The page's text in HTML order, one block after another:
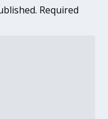
Required